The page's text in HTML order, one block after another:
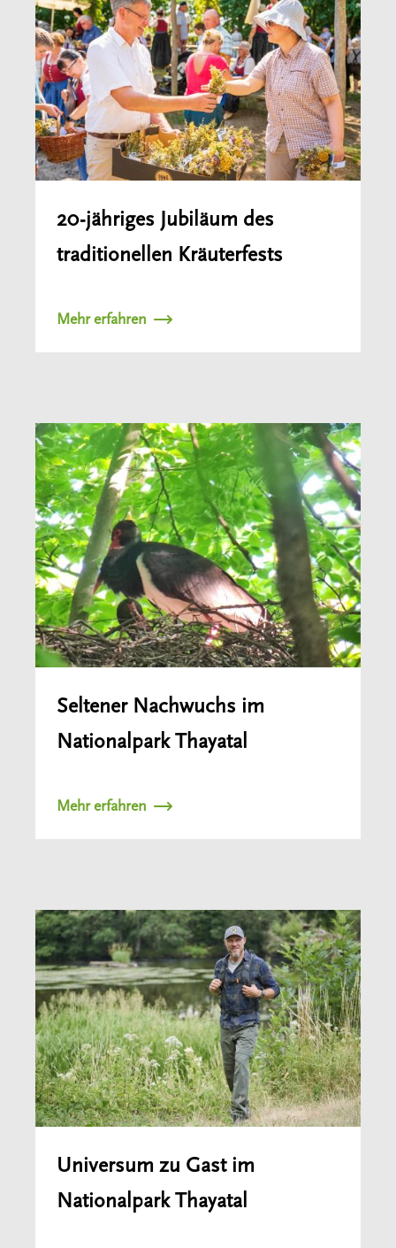
20-jähriges Jubiläum des
traditionellen Kräuterfests
Mehr erfahren
Seltener Nachwuchs im
Nationalpark Thayatal
Mehr erfahren
Universum zu Gast im
Nationalpark Thayatal